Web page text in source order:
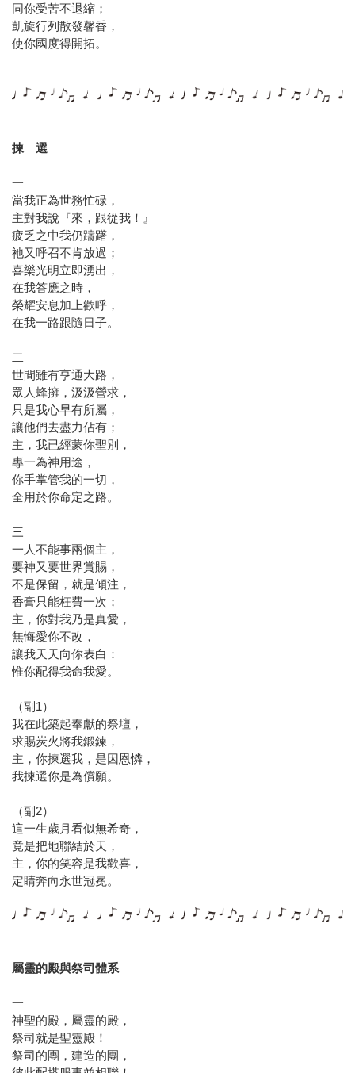
同你受苦不退縮；
凱旋行列散發馨香，
使你國度得開拓。
揀 選
一
當我正為世務忙碌，
主對我說『來，跟從我！』
疲乏之中我仍躊躇，
祂又呼召不肯放過；
喜樂光明立即湧出，
在我答應之時，
榮耀安息加上歡呼，
在我一路跟隨日子。
二
世間雖有亨通大路，
眾人蜂擁，汲汲營求，
只是我心早有所屬，
讓他們去盡力佔有；
主，我已經蒙你聖別，
專一為神用途，
你手掌管我的一切，
全用於你命定之路。
三
一人不能事兩個主，
要神又要世界賞賜，
不是保留，就是傾注，
香膏只能枉費一次；
主，你對我乃是真愛，
無悔愛你不改，
讓我天天向你表白：
惟你配得我命我愛。
（副1）
我在此築起奉獻的祭壇，
求賜炭火將我鍛鍊，
主，你揀選我，是因恩憐，
我揀選你是為償願。
（副2）
這一生歲月看似無希奇，
竟是把地聯結於天，
主，你的笑容是我歡喜，
定睛奔向永世冠冕。
屬靈的殿與祭司體系
一
神聖的殿，屬靈的殿，
祭司就是聖靈殿！
祭司的團，建造的團，